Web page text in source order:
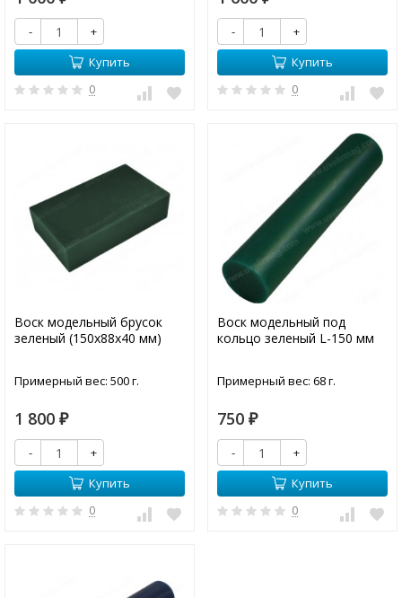
-
+
Купить
0
-
+
Купить
0
Воск модельный брусок
зеленый (150х88х40 мм)
Примерный вес: 500 г.
1 800 ₽
-
+
Купить
0
Воск модельный под
кольцо зеленый L-150 мм
Примерный вес: 68 г.
750 ₽
-
+
Купить
0